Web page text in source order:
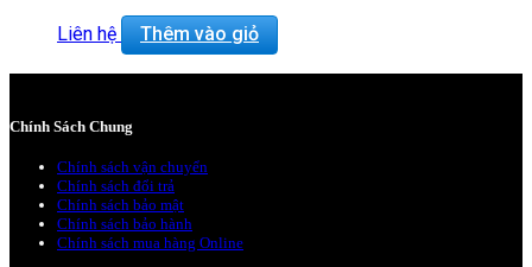
Liên hệ Thêm vào giỏ
Chính Sách Chung
Chính sách vận chuyển
Chính sách đổi trả
Chính sách bảo mật
Chính sách bảo hành
Chính sách mua hàng Online